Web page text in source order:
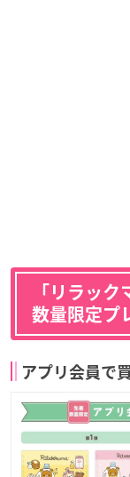
「リラッ
数量限定プ
アプリ会員で